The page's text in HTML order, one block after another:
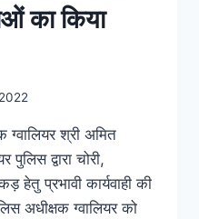
का किया
ग्वालियर श्री अमित
पुलिस द्वारा चोरी,
प्रभावी कार्यवाही की
अधीक्षक ग्वालियर को